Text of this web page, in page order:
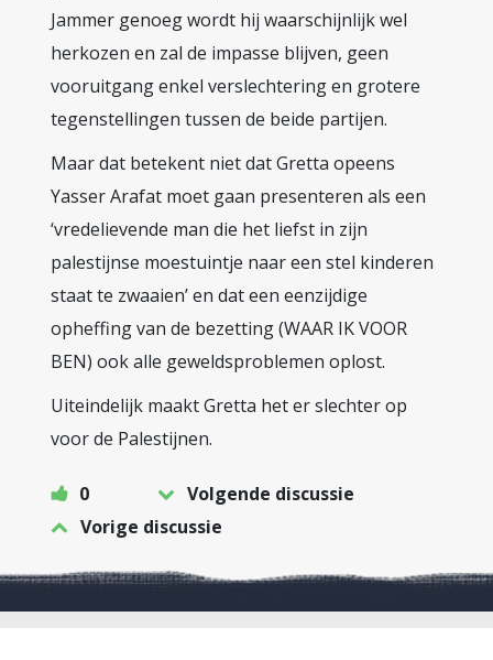
Jammer genoeg wordt hij waarschijnlijk wel
herkozen en zal de impasse blijven, geen
vooruitgang enkel verslechtering en grotere
tegenstellingen tussen de beide partijen.
Maar dat betekent niet dat Gretta opeens
Yasser Arafat moet gaan presenteren als een
‘vredelievende man die het liefst in zijn
palestijnse moestuintje naar een stel kinderen
staat te zwaaien’ en dat een eenzijdige
opheffing van de bezetting (WAAR IK VOOR
BEN) ook alle geweldsproblemen oplost.
Uiteindelijk maakt Gretta het er slechter op
voor de Palestijnen.
0
Volgende discussie
Vorige discussie